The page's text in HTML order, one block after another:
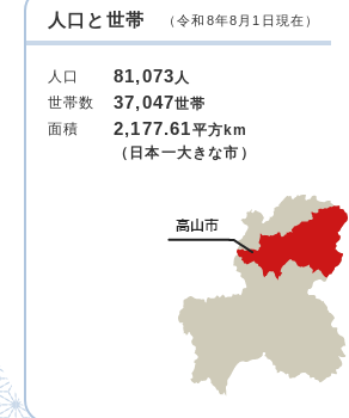
人口と世帯 （令和8年8月1日現在）
人口 81,073人
世帯数
37,047世帯
面積
2,177.61平方km
（日本一大きな市）